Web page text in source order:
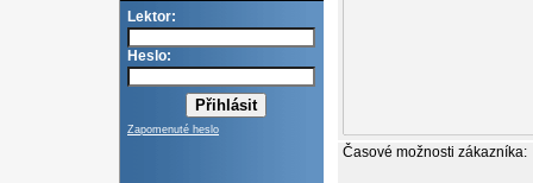
Lektor:
Heslo:
Zapomenuté heslo
Časové možnosti zákazníka: